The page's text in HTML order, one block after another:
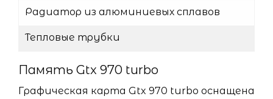
Радиатор из алюминиевых сплавов
Тепловые трубки
Память Gtx 970 turbo
Графическая карта Gtx 970 turbo оснащена